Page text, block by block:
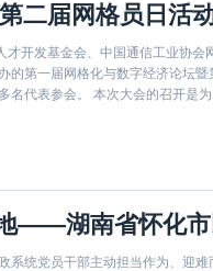
二届网格员日活
开发基金会、中国通信工业协
的第一届网格化与数字经济论坛
印发的《数字中国建设整体布局
——湖南省怀化
系统党员干部主动担当作为、迎